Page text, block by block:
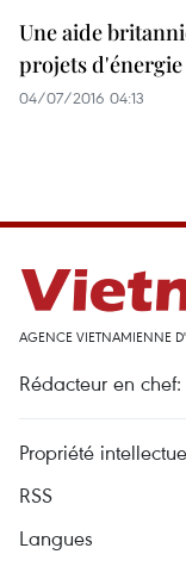
Une aide
projets
04/07/2016 04:13
AGENCE VIETNAMIENNE
Rédacteur en
Propriété
RSS
Langues